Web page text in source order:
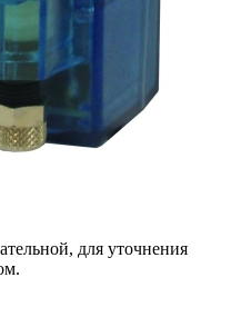
для уточнения